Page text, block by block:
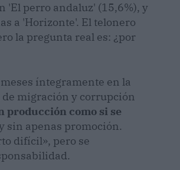
'El perro andaluz' (15,6%), y
a 'Horizonte'. El telonero
la pregunta real es: ¿por
íntegramente en la
de migración y corrupción
producción como si se
sin apenas promoción.
difícil», pero se